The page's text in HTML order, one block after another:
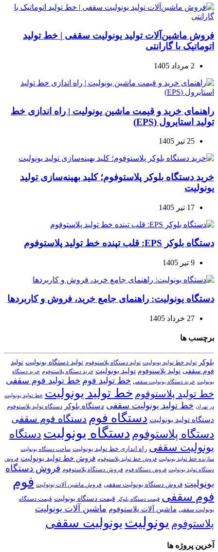
فروش ماشین‌آلات تولید یونولیت سقفی | خط تولید
اتوماتیک با گارانتی
2 مرداد 1405
راهنمای خرید و قیمت ماشین یونولیت | راه اندازی خط
تولید استایرول (EPS)
25 تیر 1405
خرید دستگاه بلوکر پلاستوفوم؛ کلید بهینه‌سازی تولید
یونولیت
17 تیر 1405
دستگاه بلوکر EPS: قلب تپنده خط تولید پلاستوفوم
9 تیر 1405
دستگاه یونولیت: راهنمای جامع خرید، فروش و کاربردها
27 خرداد 1405
برچسب ها
بلوکر تولید خط تولید یونولیت تولید دستگاه پلاستوفوم تولید دستگاه یونولیت تولید
فوم سقفی تولید پلاستوفوم تولید یونولیت خرید دستگاه پلاستوفوم خرید دستگاه
یونولیت خرید دستگاه یونولیت سقفی خط تولید فوم خط تولید فوم سقفی
خط تولید پلاستوفوم خط تولید یونولیت خط تولید یونولیت
در تهران خط تولید یونولیت سقفی دستگاه بلوکر دستگاه تولید پلاستوفوم
دستگاه تولید یونولیت دستگاه فوم دستگاه فوم سقفی
دستگاه پلاستوفوم دستگاه یونولیت دستگاه
یونولیت سقفی راه اندازی خط تولید یونولیت ساخت دستگاه یونولیت
سازنده خط تولید یونولیت فروش خط تولید پلاستوفوم فروش خط تولید یونولیت فروش
دستگاه تولید یونولیت فروش دستگاه فوم فروش دستگاه پلاستوفوم فروش دستگاه
یونولیت فروش دستگاه یونولیت سقفی فروش ماشین آلات یونولیت فوم
فوم سقفی قیمت دستگاه بلوکر قیمت دستگاه یونولیت قیمت دستگاه
یونولیت سقفی ماشین آلات پلاستوفوم ماشین آلات یونولیت
پلاستوفوم یونولیت یونولیت سقفی
آخرین پروژه ها